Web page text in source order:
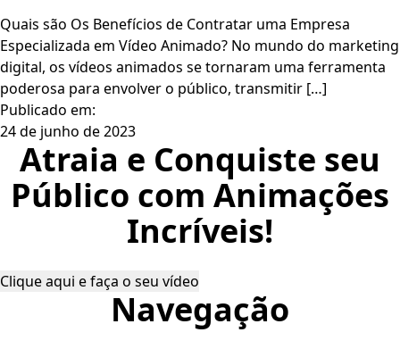
Quais são Os Benefícios de Contratar uma Empresa
Especializada em Vídeo Animado? No mundo do marketing
digital, os vídeos animados se tornaram uma ferramenta
poderosa para envolver o público, transmitir […]
Publicado em:
24 de junho de 2023
Atraia e Conquiste seu
Público com Animações
Incríveis!
Clique aqui e faça o seu vídeo
Navegação